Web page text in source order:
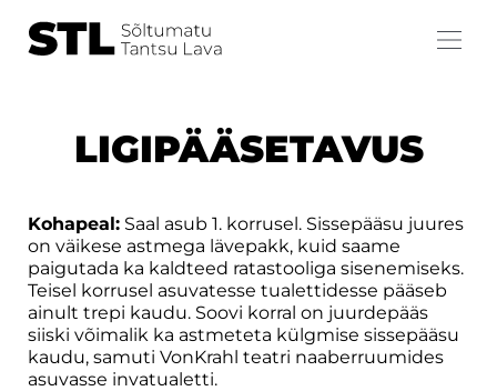
LIGIPÄÄSETAVUS
Kohapeal: Saal asub 1. korrusel. Sissepääsu juures
on väikese astmega lävepakk, kuid saame
paigutada ka kaldteed ratastooliga sisenemiseks.
Teisel korrusel asuvatesse tualettidesse pääseb
ainult trepi kaudu. Soovi korral on juurdepääs
siiski võimalik ka astmeteta külgmise sissepääsu
kaudu, samuti VonKrahl teatri naaberruumides
asuvasse invatualetti.